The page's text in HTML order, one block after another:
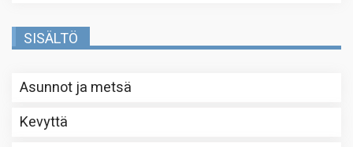
SISÄLTÖ
Asunnot ja metsä
Kevyttä